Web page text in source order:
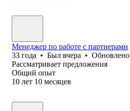
Менеджер по работе с партнерами
33 года • Был вчера • Обновлено
Рассматривает предложения
Общий опыт
10 лет 10 месяцев